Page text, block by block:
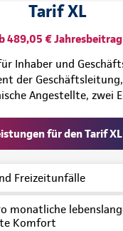
Tarif XL
489,05 € Jahresbeitrag
Inhaber und
der
Angestellte, zwei
für den Tarif
Freizeitunfälle
monatliche
Komfort